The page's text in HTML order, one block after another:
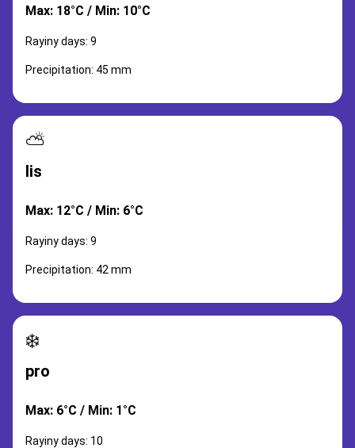
Max: 18°C / Min: 10°C
Rayiny days: 9
Precipitation: 45 mm
⛅
lis
Max: 12°C / Min: 6°C
Rayiny days: 9
Precipitation: 42 mm
❄️
pro
Max: 6°C / Min: 1°C
Rayiny days: 10